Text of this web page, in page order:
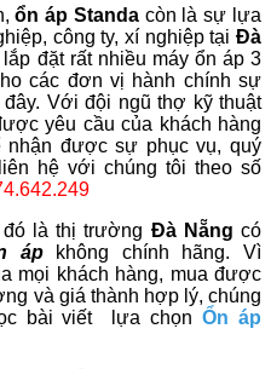
ổn áp Standacòn là sự lựa
công ty, xí nghiệp tại Đà
đặt rất nhiều máy ổn áp 3
các đơn vị hành chính sự
Với đội ngũ thợ kỹ thuật
yêu cầu của khách hàng
nhận được sự phục vụ, quý
hệ với chúng tôi theo số
là thị trường Đà Nẵng có
ápkhông chính hãng. Vì
mọi khách hàng, mua được
và giá thành hợp lý, chúng
bài viết lựa chọnỔn áp